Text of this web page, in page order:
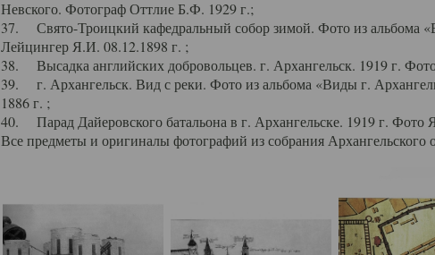
Невского. Фотограф Оттлие Б.Ф. 1929 г.;
37. Свято-Троицкий кафедральный собор зимой. Фото из альбома
Лейцингер Я.И. 08.12.1898 г. ;
38. Высадка английских добровольцев. г. Архангельск. 1919 г.
39. г. Архангельск. Вид с реки. Фото из альбома «Виды г.
1886 г. ;
40. Парад Дайеровского батальона в г. Архангельске. 1919 г. Фото
Все предметы и оригиналы фотографий из собрания Архангельского